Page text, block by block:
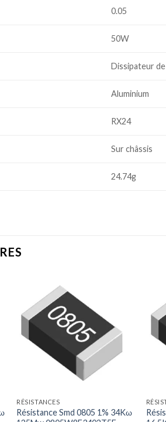
0.05
50W
Dissipateur
Aluminium
RX24
Sur châssis
24.74g
RÉSISTANCES
Résistance Smd 0805 1% 34Kω